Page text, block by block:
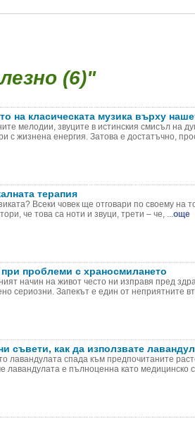
(6)"
на класическата музика върху
мелодии, звуците в истинския смисъл на
с жизнена енергия. Затова е достатъчно,
терапия
Всеки човек ще отговари по своему на
че това са ноти и звуци, трети – че, ...още
проблеми с храносмилането
начин на живот често ни изправя пред
сериозни. Запекът е един от неприятните
съвети, как да използвате
лавандулата спада към предпочитаните
лавандулата е пълноценна като медицинско